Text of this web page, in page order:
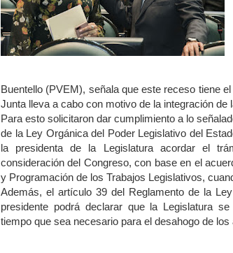
Buentello (PVEM), señala que este receso tiene
Junta lleva a cabo con motivo de la integración
Para esto solicitaron dar cumplimiento a lo
de la Ley Orgánica del Poder Legislativo del
la presidenta de la Legislatura acordar el
consideración del Congreso, con base en el
y Programación de los Trabajos Legislativos,
Además, el artículo 39 del Reglamento de la
presidente podrá declarar que la Legislatura
tiempo que sea necesario para el desahogo de